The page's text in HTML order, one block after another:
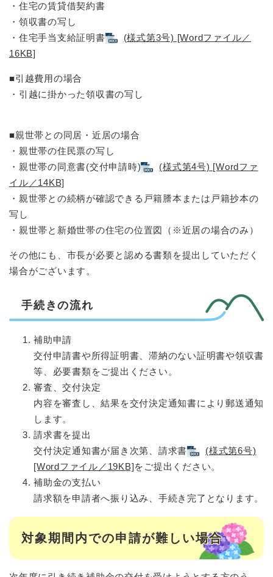
・住宅の賃貸借契約書
・領収書の写し
・住宅手当支給証明書
(様式第3号) [Wordファイル／
16KB]
■引越費用の場合
・引越に掛かった領収書の写し
■親世帯との同居・近居の場合
・親世帯の住民票の写し
・親世帯の同意書(交付申請時)
(様式第4号) [Wordファ
イル／14KB]
・親世帯との続柄が確認できる戸籍謄本または戸籍抄本の
写し
・親世帯と新婚世帯の住宅の位置図（※近居の場合のみ）
​その他にも、市長が必要と認める書類を提出していただく
場合がございます。
手続きの流れ
補助申請
交付申請書や所得証明書、滞納のない証明書や領収書
等、必要書類をご提出ください。
審査、交付決定
内容を審査し、結果を交付決定通知書により郵送通知
します。
請求書を提出
交付決定通知書が届き次第、請求書
(様式第6号)
[Wordファイル／19KB]をご提出ください。
補助金の支払い
請求額を申請者へ振り込み、手続き完了となります。
対象期間内での申請が難しい場合